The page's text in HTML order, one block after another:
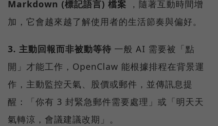
Markdown (標記語言) 檔案 ，隨著互動時間增
加，它會越來越了解使用者的生活節奏與偏好。
3. 主動回報而非被動等待 一般 AI 需要被「點
開」才能工作，OpenClaw 能根據排程在背景運
作，主動監控天氣、股價或郵件，並傳訊息提
醒：「你有 3 封緊急郵件需要處理」或「明天天
氣轉涼，會議建議改期」。